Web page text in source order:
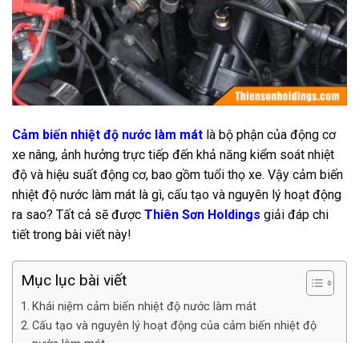
Cảm biến nhiệt độ nước làm mát là bộ phận của động cơ
xe nâng, ảnh hưởng trực tiếp đến khả năng kiểm soát nhiệt
độ và hiệu suất động cơ, bao gồm tuổi thọ xe. Vậy cảm biến
nhiệt độ nước làm mát là gì, cấu tạo và nguyên lý hoạt động
ra sao? Tất cả sẽ được Thiên Sơn Holdings giải đáp chi
tiết trong bài viết này!
Mục lục bài viết
Khái niệm cảm biến nhiệt độ nước làm mát
Cấu tạo và nguyên lý hoạt động của cảm biến nhiệt độ